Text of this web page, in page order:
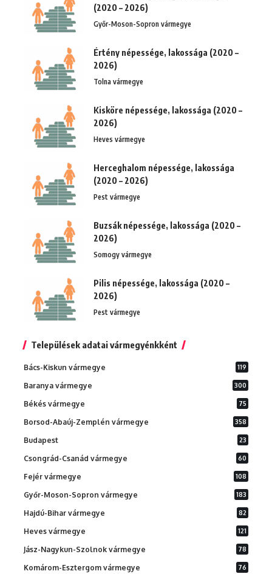
(2020 – 2026)
Győr-Moson-Sopron vármegye
Értény népessége, lakossága (2020 –
2026)
Tolna vármegye
Kisköre népessége, lakossága (2020 –
2026)
Heves vármegye
Herceghalom népessége, lakossága
(2020 – 2026)
Pest vármegye
Buzsák népessége, lakossága (2020 –
2026)
Somogy vármegye
Pilis népessége, lakossága (2020 –
2026)
Pest vármegye
Települések adatai vármegyénkként
Bács-Kiskun vármegye 119
Baranya vármegye 300
Békés vármegye 75
Borsod-Abaúj-Zemplén vármegye 358
Budapest 23
Csongrád-Csanád vármegye 60
Fejér vármegye 108
Győr-Moson-Sopron vármegye 183
Hajdú-Bihar vármegye 82
Heves vármegye 121
Jász-Nagykun-Szolnok vármegye 78
Komárom-Esztergom vármegye 76